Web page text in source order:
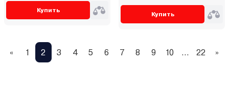
Купить
Купить
« 1 2 3 4 5 6 7 8 9 10 ... 22 »